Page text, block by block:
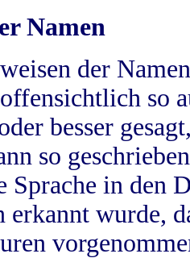
Namen
der
so
besser
so
Sprache in
erkannt wurde,